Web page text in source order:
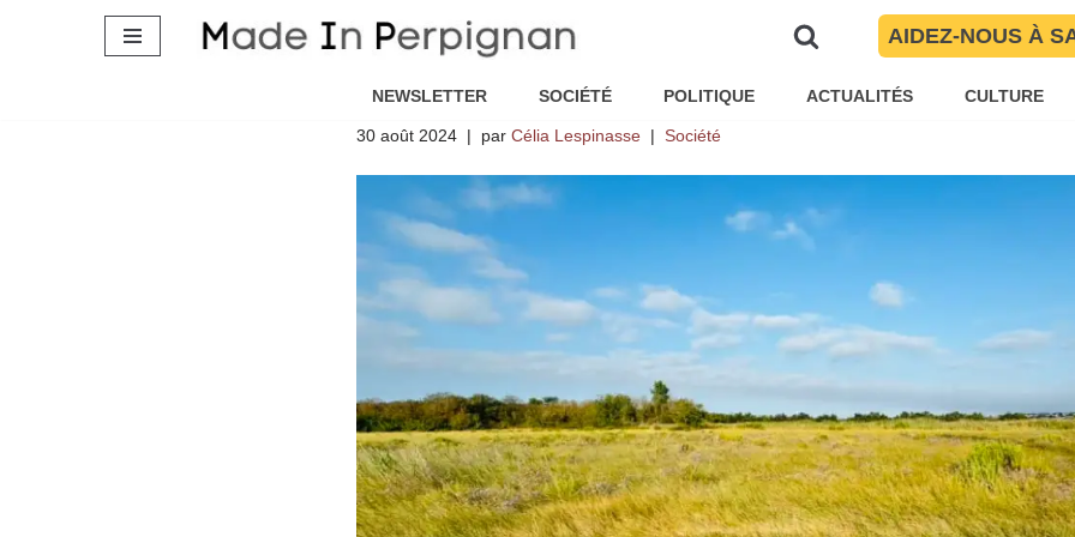
AIDEZ-NOUS À
NEWSLETTER SOCIÉTÉ POLITIQUE ACTUALITÉS CULTURE
Dans les Pyrénées-Orientales, Stéphan
tour de France à pied
30 août 2024 par Célia Lespinasse Société